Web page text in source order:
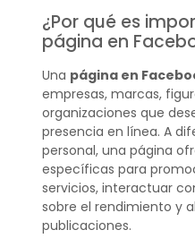
¿Por qué es
página en
Una página en
empresas, marcas,
organizaciones que
presencia en línea. A
personal, una página
específicas para
servicios, interactuar
sobre el rendimiento y
publicaciones.